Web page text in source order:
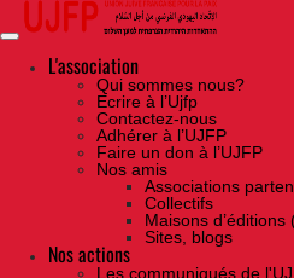
Skip
the
contentL'association
Qui sommes nous?
Ecrire à l’Ujfp
Contactez-nous
Adhérer à l’UJFP
Faire un don à l’UJFP
Nos amis
Associations
Collectifs
Maisons d’éditions
Sites, blogs
Nos actions
Les communiqués de